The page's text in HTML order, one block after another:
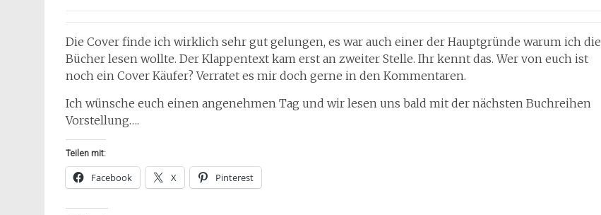
Die Cover finde ich wirklich sehr gut gelungen, es war auch einer der Hauptgründe warum ich die
Bücher lesen wollte. Der Klappentext kam erst an zweiter Stelle. Ihr kennt das. Wer von euch ist
noch ein Cover Käufer? Verratet es mir doch gerne in den Kommentaren.
Ich wünsche euch einen angenehmen Tag und wir lesen uns bald mit der nächsten Buchreihen
Vorstellung….
Teilen mit:
Facebook X Pinterest